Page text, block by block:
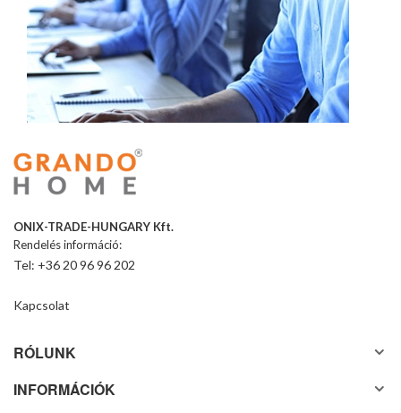
ONIX-TRADE-HUNGARY Kft.
Rendelés információ:
Tel: +36 20 96 96 202
Kapcsolat
RÓLUNK
INFORMÁCIÓK